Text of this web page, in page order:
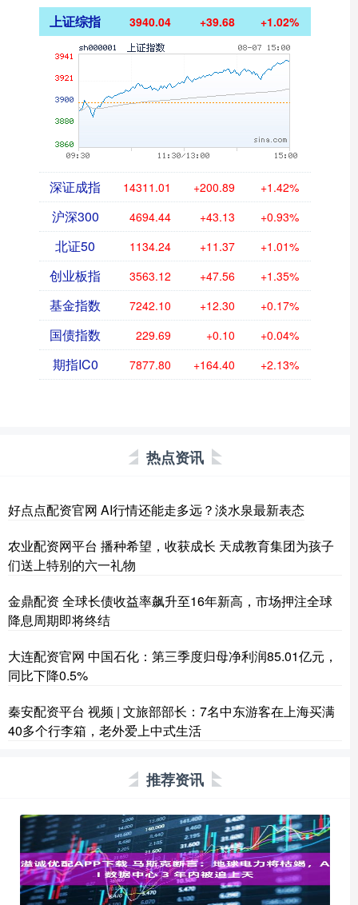
上证综指 3940.04 +39.68 +1.02%
深证成指 14311.01 +200.89 +1.42%
沪深300 4694.44 +43.13 +0.93%
北证50 1134.24 +11.37 +1.01%
创业板指 3563.12 +47.56 +1.35%
基金指数 7242.10 +12.30 +0.17%
国债指数 229.69 +0.10 +0.04%
期指IC0 7877.80 +164.40 +2.13%
热点资讯
好点点配资官网 AI行情还能走多远？淡水泉最新表态
农业配资网平台 播种希望，收获成长 天成教育集团为孩子
们送上特别的六一礼物
金鼎配资 全球长债收益率飙升至16年新高，市场押注全球
降息周期即将终结
大连配资官网 中国石化：第三季度归母净利润85.01亿元，
同比下降0.5%
秦安配资平台 视频 | 文旅部部长：7名中东游客在上海买满
40多个行李箱，老外爱上中式生活
推荐资讯